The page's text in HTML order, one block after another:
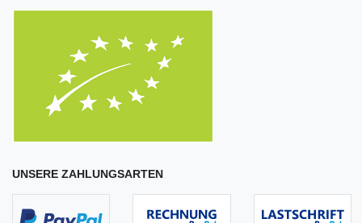
UNSERE ZAHLUNGSARTEN